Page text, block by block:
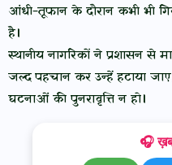
आंधी-तूफान के दौरान कभी भी
है।
स्थानीय नागरिकों ने प्रशासन
जल्द पहचान कर उन्हें हटाया
घटनाओं की पुनरावृत्ति न हो।
🎧